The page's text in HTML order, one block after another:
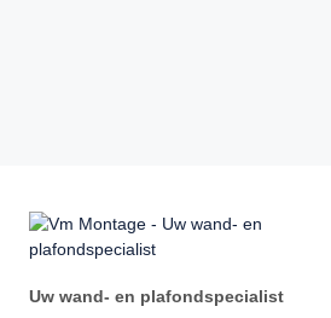
Uw wand- en plafondspecialist